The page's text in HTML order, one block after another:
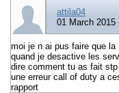
attila04
01 March 2015
moi je n ai pus faire que
quand je desactive les
dire comment tu as fait
une erreur call of duty a
rapport